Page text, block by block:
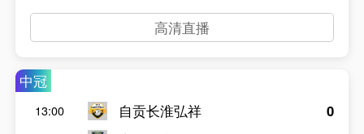
高清直播
中冠
13:00
自贡长淮弘祥
0